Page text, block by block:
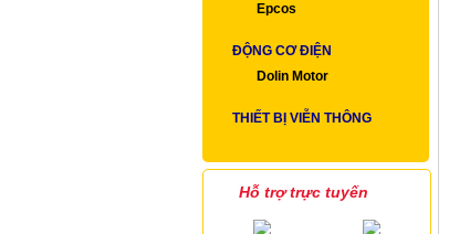
Epcos
ĐỘNG CƠ ĐIỆN
Dolin Motor
THIẾT BỊ VIỄN THÔNG
Hỗ trợ trực tuyến